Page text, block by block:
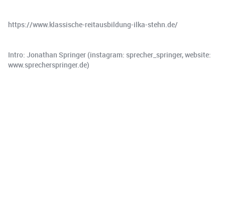
https://www.klassische-reitausbildung-ilka-stehn.de/
Intro: Jonathan Springer (instagram: sprecher_springer, website:
www.sprecherspringer.de)